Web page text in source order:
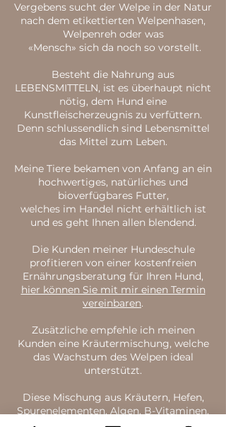
Vergebens sucht der Welpe in der Natur
nach dem etikettierten Welpenhasen,
Welpenreh oder was
«Mensch» sich da noch so vorstellt.
Besteht die Nahrung aus
LEBENSMITTELN, ist es überhaupt nicht
nötig, dem Hund eine
Kunstfleischerzeugnis zu verfüttern.
Denn schlussendlich sind Lebensmittel
das Mittel zum Leben.
Meine Tiere bekamen von Anfang an ein
hochwertiges, natürliches und
bioverfügbares Futter,
welches im Handel nicht erhältlich ist
und es geht Ihnen allen blendend.
Die Kunden meiner Hundeschule
profitieren von einer kostenfreien
Ernährungsberatung für Ihren Hund,
hier können Sie mit mir einen Termin
vereinbaren.
Zusätzliche empfehle ich meinen
Kunden eine Kräutermischung, welche
das Wachstum des Welpen ideal
unterstützt.
Diese Mischung aus Kräutern, Hefen,
Spurenelementen, Algen, B-Vitaminen,
Mineralien und Aminosäuren,
ist